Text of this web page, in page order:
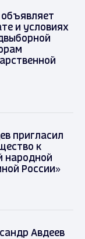
и условиях
пригласил
к
народной
России»
Авдеев